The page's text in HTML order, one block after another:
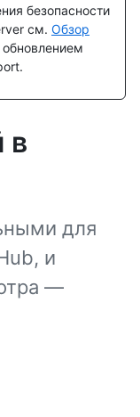
безопасности
см. Обзор
в
для
и
—